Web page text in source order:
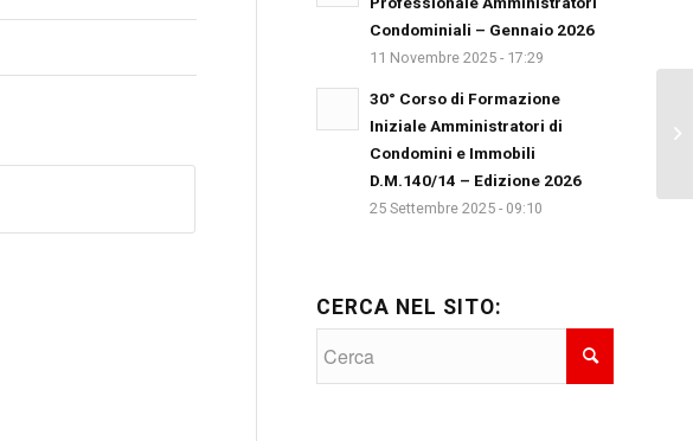
Condominiali – Gennaio 2026
11 Novembre 2025 - 17:29
30° Corso di Formazione
Iniziale Amministratori di
Condomini e Immobili
D.M.140/14 – Edizione 2026
25 Settembre 2025 - 09:10
CERCA NEL SITO: